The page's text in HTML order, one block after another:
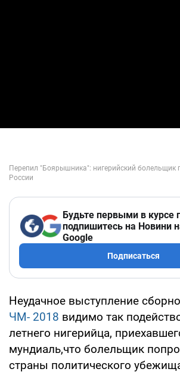
Будьте первыми в курсе
подпишитесь на Новини
Google
Подписаться
Неудачное выступление
ЧМ- 2018 видимо так
летнего нигерийца,
мундиаль,что болельщик
страны политического